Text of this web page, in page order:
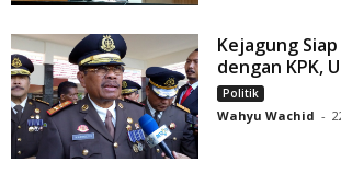
Kejagung
dengan KPK,
Politik
Wahyu Wachid -